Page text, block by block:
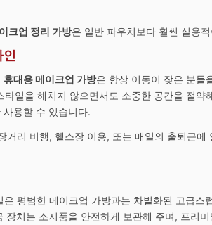
크업 정리 가방은 일반 파우치보다 훨씬 실용
휴대용 메이크업 가방은 항상 이동이 잦은 분들
일을 해치지 않으면서도 소중한 공간을 절
용할 수 있습니다.
거리 비행, 헬스장 이용, 또는 매일의 출퇴근
평범한 메이크업 가방과는 차별화된 고급
치는 소지품을 안전하게 보관해 주며, 프리